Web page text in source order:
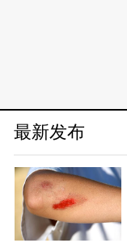
最新发布